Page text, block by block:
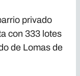
privado
con 333 lotes
de Lomas de